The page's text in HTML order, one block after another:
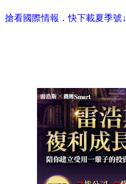
搶看國際情報．快下載夏季號↓